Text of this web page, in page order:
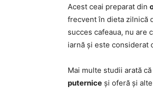
Acest ceai preparat din
frecvent în dieta zilnică
succes cafeaua, nu are
iarnă și este considerat
Mai multe studii arată
puternice și oferă și